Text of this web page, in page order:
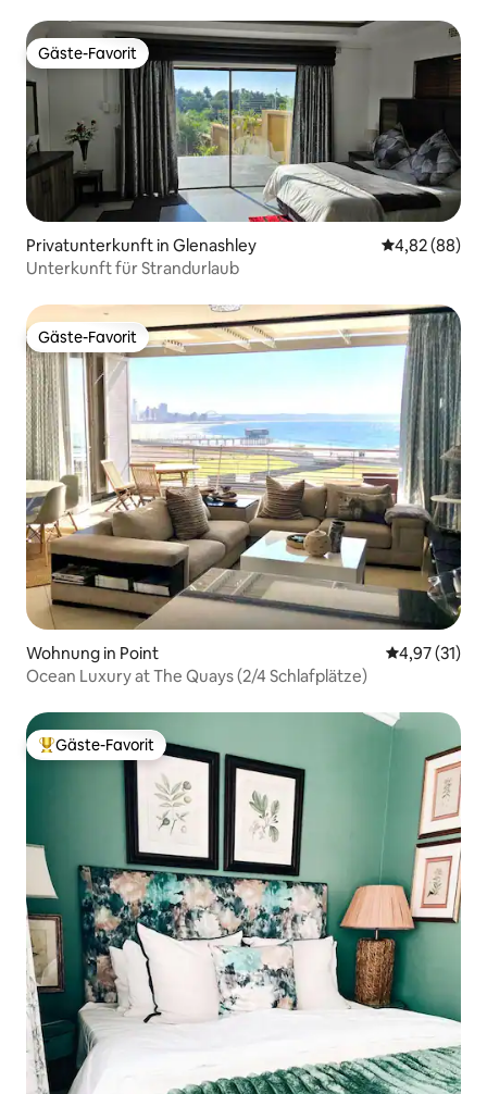
Gäste-Favorit
Gäste-Favorit
Privatunterkunft in Glenashley
4,82 (88)
Unterkunft für Strandurlaub
Gäste-Favorit
Gäste-Favorit
Wohnung in Point
4,97 (31)
Ocean Luxury at The Quays (2/4 Schlafplätze)
Beliebter Gäste-Favorit.
Gäste-Favorit